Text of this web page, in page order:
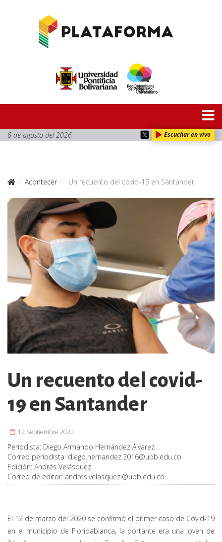
6 de agosto del 2026 Escuchar en vivo
Acontecer Un recuento del covid-19 en Santander
Un recuento del covid-
19 en Santander
12 Septiembre 2022
Periodista: Diego Armando Hernández Álvarez
Correo periodista: diego.hernandez.2016@upb.edu.co
Edición: Andrés Velásquez
Correo de editor: andres.velasquezi@upb.edu.co
El 12 de marzo del 2020 se confirmó el primer caso de Covid-19
en el municipio de Floridablanca, la portante era una joven de